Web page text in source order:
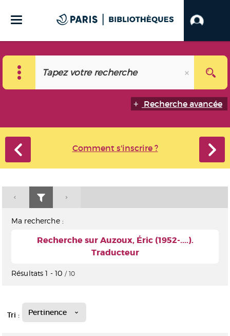
Recherche avancée
Comment s'inscrire ?
Ma recherche :
Recherche sur Auzoux, Éric (1952-....).
Traducteur
Résultats1 - 10 / 10
Tri : Pertinence